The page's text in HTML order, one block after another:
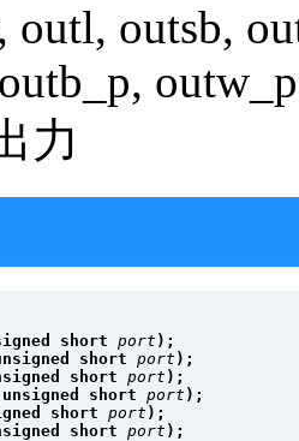
outl, outsb,
力
short port );
short port );
short port );
short port );
short port );
short port );